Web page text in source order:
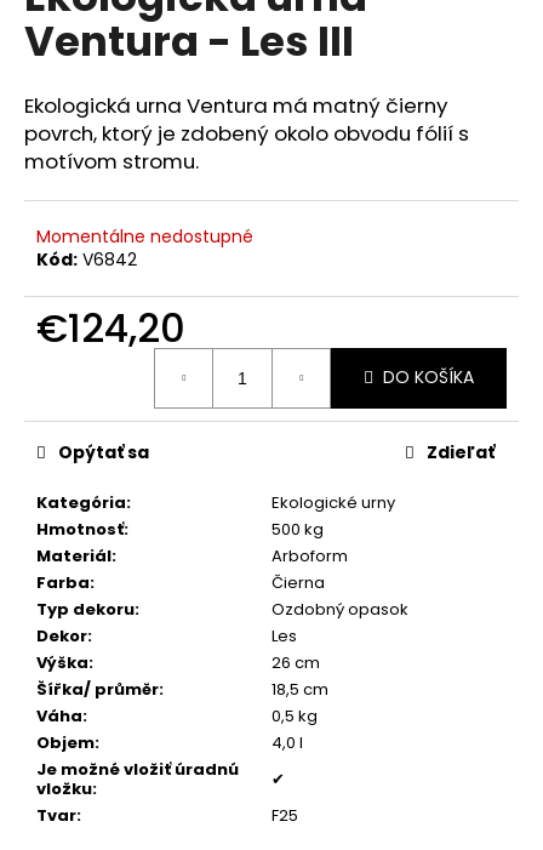
0,0
z
hviezdičiek.
Ventura - Les III
Ekologická urna Ventura má matný čierny
povrch, ktorý je zdobený okolo obvodu fólií s
motívom stromu.
Momentálne nedostupné
Kód: V6842
€124,20
DO KOŠÍKA
Kategória:
Ekologické urny
Hmotnosť:
500 kg
Materiál:
Arboform
Farba:
Čierna
Typ dekoru:
Ozdobný opasok
Dekor:
Les
Výška:
26 cm
Šířka/ průměr:
18,5 cm
Váha:
0,5 kg
Objem:
4,0 l
Je možné vložiť úradnú
vložku:
✔
Tvar: F25
Opýtať sa Zdieľať
á
j
s
ť
?
d
p
o
ú
č
a
m
e
POZLÁTENÝ
PRSTEŇ
MODRÝ
ACHÁT
€160